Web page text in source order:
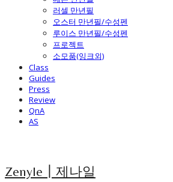
러셀 만년필
오스터 만년필/수성펜
루이스 만년필/수성펜
프로젝트
소모품(잉크외)
Class
Guides
Press
Review
QnA
AS
Zenyle┃제나일